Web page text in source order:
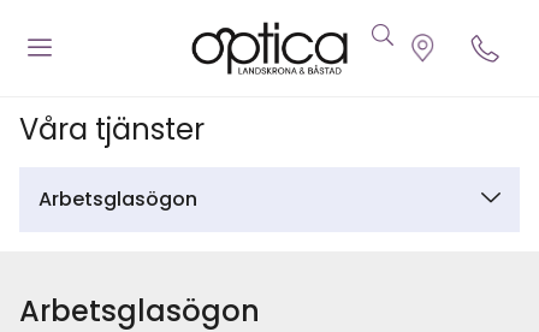
Våra tjänster
Arbetsglasögon
Arbetsglasögon